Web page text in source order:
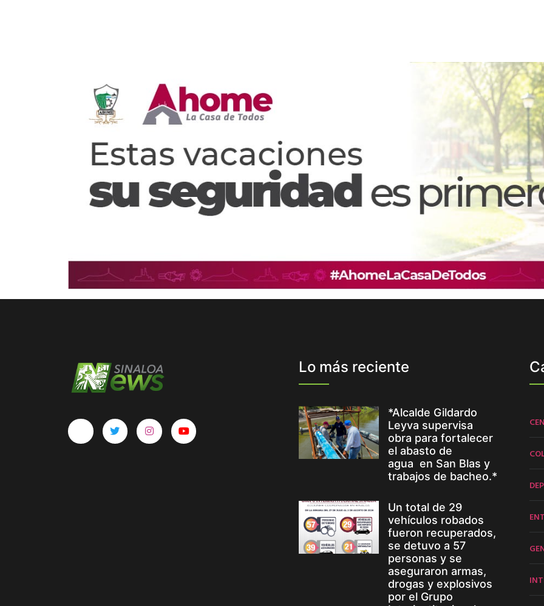
Lo más reciente
*Alcalde Gildardo
Leyva supervisa
obra para fortalecer
el abasto de
agua en San Blas y
trabajos de bacheo.*
Un total de 29
vehículos robados
fueron recuperados,
se detuvo a 57
personas y se
aseguraron armas,
drogas y explosivos
por el Grupo